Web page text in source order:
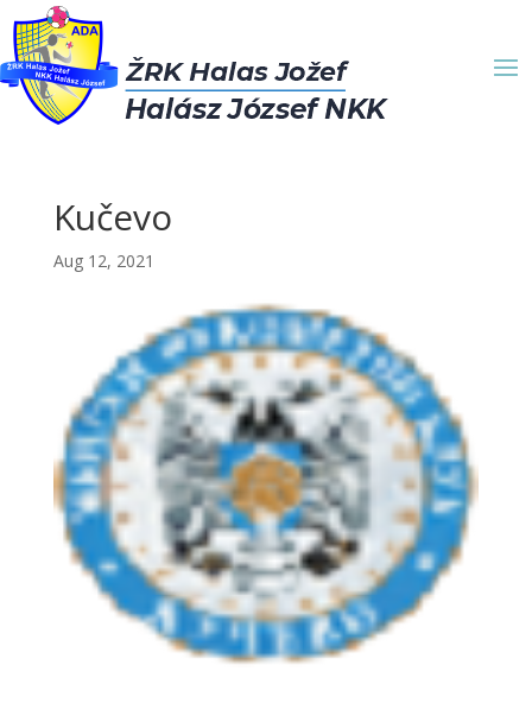
Kučevo
Aug 12, 2021